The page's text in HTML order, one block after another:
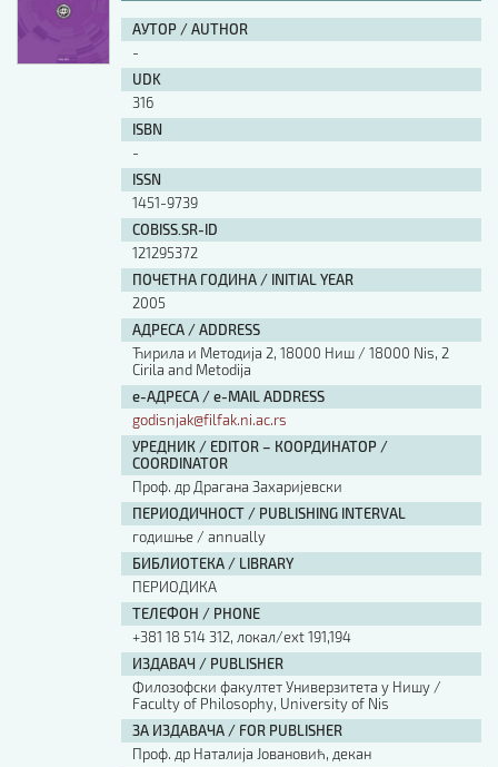
АУТОР / AUTHOR
-
UDK
316
ISBN
-
ISSN
1451-9739
COBISS.SR-ID
121295372
ПОЧЕТНА ГОДИНА / INITIAL YEAR
2005
АДРЕСА / ADDRESS
Ћирила и Методија 2, 18000 Ниш / 18000 Nis, 2
Cirila and Metodija
е-АДРЕСА / e-MAIL ADDRESS
godisnjak@filfak.ni.ac.rs
УРЕДНИК / EDITOR – КООРДИНАТОР /
COORDINATOR
Проф. др Драгана Захаријевски
ПЕРИОДИЧНОСТ / PUBLISHING INTERVAL
годишње / annually
БИБЛИОТЕКА / LIBRARY
ПЕРИОДИКА
ТЕЛЕФОН / PHONE
+381 18 514 312, локал/ext 191,194
ИЗДАВАЧ / PUBLISHER
Филозофски факултет Универзитета у Нишу /
Faculty of Philosophy, University of Nis
ЗА ИЗДАВАЧА / FOR PUBLISHER
Проф. др Наталија Јовановић, декан